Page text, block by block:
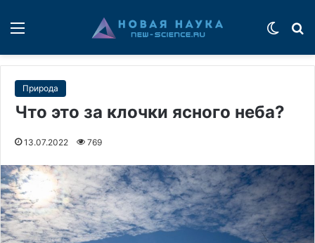
Природа
Что это за клочки ясного неба?
13.07.2022 769